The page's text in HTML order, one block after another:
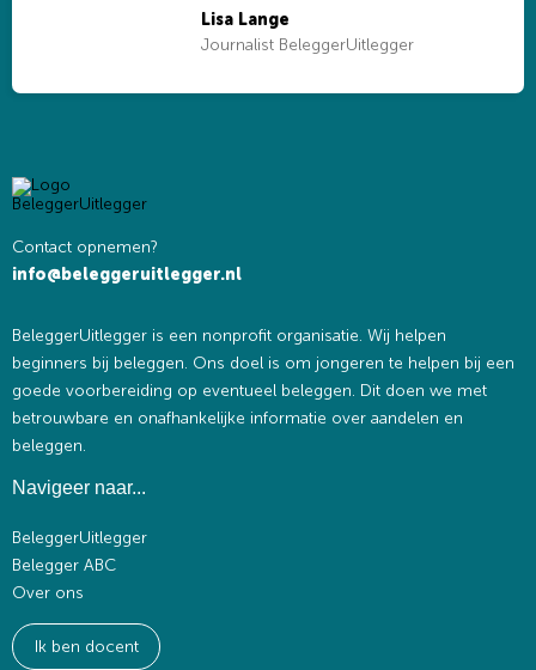
Lisa Lange
Journalist BeleggerUitlegger
Contact opnemen?
info@beleggeruitlegger.nl
BeleggerUitlegger is een nonprofit organisatie. Wij helpen
beginners bij beleggen. Ons doel is om jongeren te helpen bij een
goede voorbereiding op eventueel beleggen. Dit doen we met
betrouwbare en onafhankelijke informatie over aandelen en
beleggen.
Navigeer naar...
BeleggerUitlegger
Belegger ABC
Over ons
Ik ben docent